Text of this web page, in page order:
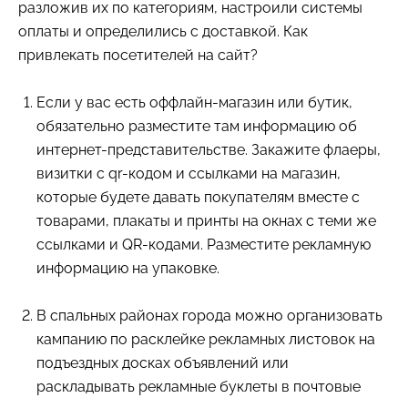
разложив их по категориям, настроили системы
оплаты и определились с доставкой. Как
привлекать посетителей на сайт?
Если у вас есть оффлайн-магазин или бутик,
обязательно разместите там информацию об
интернет-представительстве. Закажите флаеры,
визитки с qr-кодом и ссылками на магазин,
которые будете давать покупателям вместе с
товарами, плакаты и принты на окнах с теми же
ссылками и QR-кодами. Разместите рекламную
информацию на упаковке.
В спальных районах города можно организовать
кампанию по расклейке рекламных листовок на
подъездных досках объявлений или
раскладывать рекламные буклеты в почтовые